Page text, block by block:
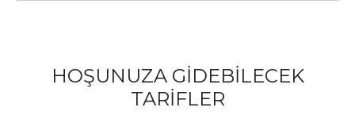
HOŞUNUZA GİDEBİLECEK
TARİFLER